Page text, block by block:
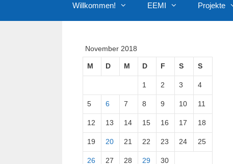
Willkommen! EEMI Projekte
November 2018
M D M D F S S
1 2 3 4
5 6 7 8 9 10 11
12 13 14 15 16 17 18
19 20 21 22 23 24 25
26 27 28 29 30